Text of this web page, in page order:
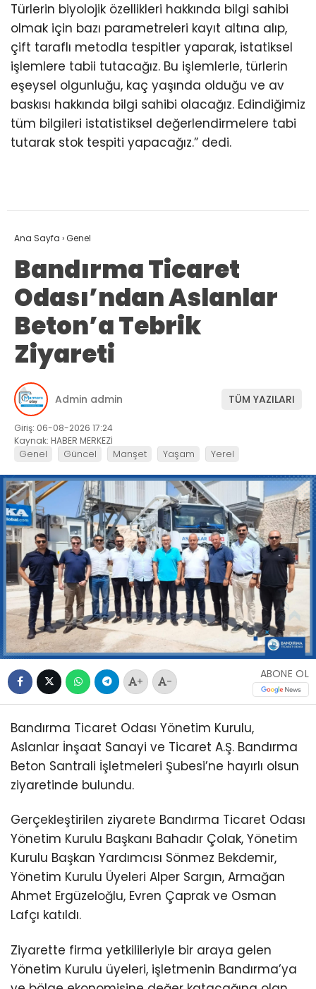
Türlerin biyolojik özellikleri hakkında bilgi sahibi
olmak için bazı parametreleri kayıt altına alıp,
çift taraflı metodla tespitler yaparak, istatiksel
işlemlere tabii tutacağız. Bu işlemlerle, türlerin
eşeysel olgunluğu, kaç yaşında olduğu ve av
baskısı hakkında bilgi sahibi olacağız. Edindiğimiz
tüm bilgileri istatistiksel değerlendirmelere tabi
tutarak stok tespiti yapacağız.” dedi.
Ana Sayfa ›Genel
Bandırma Ticaret
Odası’ndan Aslanlar
Beton’a Tebrik
Ziyareti
Admin admin TÜM YAZILARI
Giriş: 06-08-2026 17:24
Kaynak: HABER MERKEZİ
Genel Güncel Manşet Yaşam Yerel
+ -
ABONE OL
Bandırma Ticaret Odası Yönetim Kurulu,
Aslanlar İnşaat Sanayi ve Ticaret A.Ş. Bandırma
Beton Santrali İşletmeleri Şubesi’ne hayırlı olsun
ziyaretinde bulundu.
Gerçekleştirilen ziyarete Bandırma Ticaret Odası
Yönetim Kurulu Başkanı Bahadır Çolak, Yönetim
Kurulu Başkan Yardımcısı Sönmez Bekdemir,
Yönetim Kurulu Üyeleri Alper Sargın, Armağan
Ahmet Ergüzeloğlu, Evren Çaprak ve Osman
Lafçı katıldı.
Ziyarette firma yetkilileriyle bir araya gelen
Yönetim Kurulu üyeleri, işletmenin Bandırma’ya